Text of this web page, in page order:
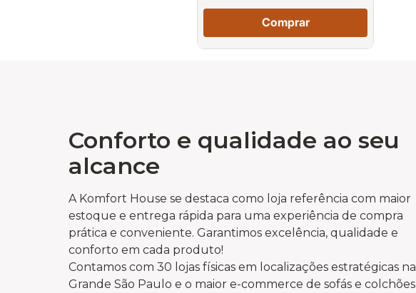
Comprar
Conforto e qualidade ao seu
alcance
A Komfort House se destaca como loja referência com maior
estoque e entrega rápida para uma experiência de compra
prática e conveniente. Garantimos excelência, qualidade e
conforto em cada produto!
Contamos com 30 lojas físicas em localizações estratégicas na
Grande São Paulo e o maior e-commerce de sofás e colchões